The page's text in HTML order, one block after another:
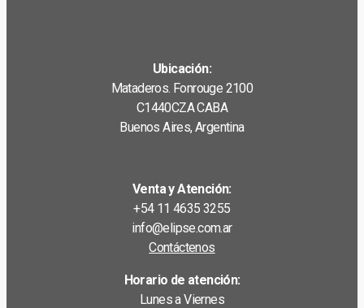
Ubicación:
Mataderos. Fonrouge 2100
C1440CZA CABA
Buenos Aires, Argentina
Venta y Atención:
+54 11 4635 3255
info@elipse.com.ar
Contáctenos
Horario de atención:
Lunes a Viernes